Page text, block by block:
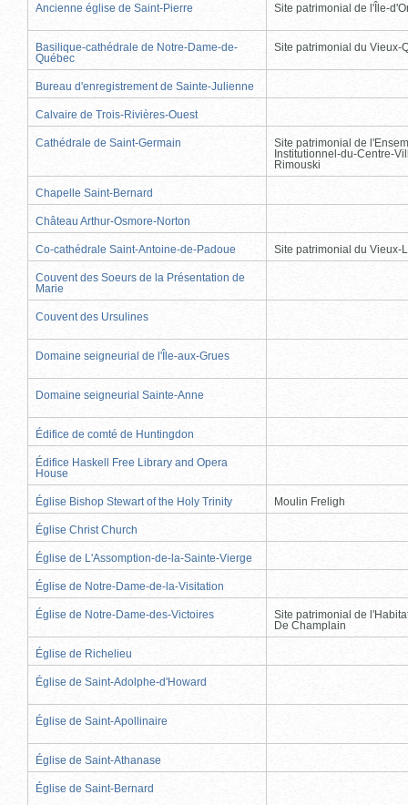
Ancienne église de Saint-Pierre Site patrimonial de l'Île-
Basilique-cathédrale de Notre-Dame-de-
Québec
Site patrimonial du Vieux-
Bureau d'enregistrement de Sainte-Julienne
Calvaire de Trois-Rivières-Ouest
Cathédrale de Saint-Germain
Site patrimonial de
Institutionnel-du-Centre-
Rimouski
Chapelle Saint-Bernard
Château Arthur-Osmore-Norton
Co-cathédrale Saint-Antoine-de-Padoue Site patrimonial du Vieux-
Couvent des Soeurs de la Présentation de
Marie
Couvent des Ursulines
Domaine seigneurial de l'Île-aux-Grues
Domaine seigneurial Sainte-Anne
Édifice de comté de Huntingdon
Édifice Haskell Free Library and Opera
House
Église Bishop Stewart of the Holy Trinity Moulin Freligh
Église Christ Church
Église de L'Assomption-de-la-Sainte-Vierge
Église de Notre-Dame-de-la-Visitation
Église de Notre-Dame-des-Victoires
Site patrimonial de
De Champlain
Église de Richelieu
Église de Saint-Adolphe-d'Howard
Église de Saint-Apollinaire
Église de Saint-Athanase
Église de Saint-Bernard